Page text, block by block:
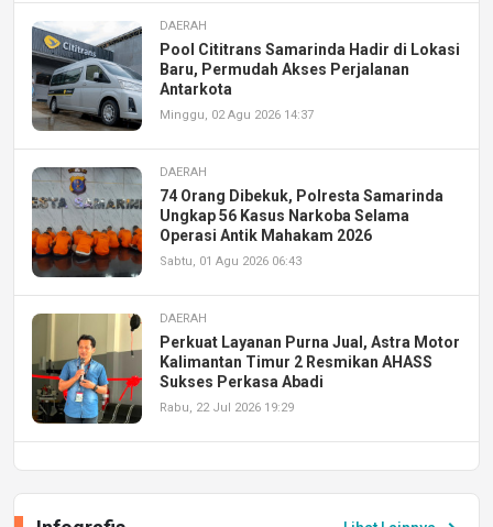
DAERAH
Pool Cititrans Samarinda Hadir di Lokasi
Baru, Permudah Akses Perjalanan
Antarkota
Minggu, 02 Agu 2026 14:37
DAERAH
74 Orang Dibekuk, Polresta Samarinda
Ungkap 56 Kasus Narkoba Selama
Operasi Antik Mahakam 2026
Sabtu, 01 Agu 2026 06:43
DAERAH
Perkuat Layanan Purna Jual, Astra Motor
Kalimantan Timur 2 Resmikan AHASS
Sukses Perkasa Abadi
Rabu, 22 Jul 2026 19:29